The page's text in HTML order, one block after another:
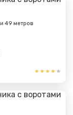
49 метров